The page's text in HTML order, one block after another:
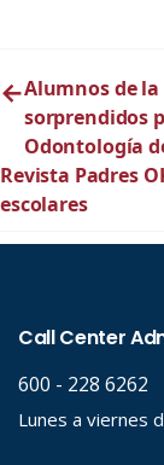
←Alumnos de la
sorprendidos
Odontología
Revista Padres
escolares